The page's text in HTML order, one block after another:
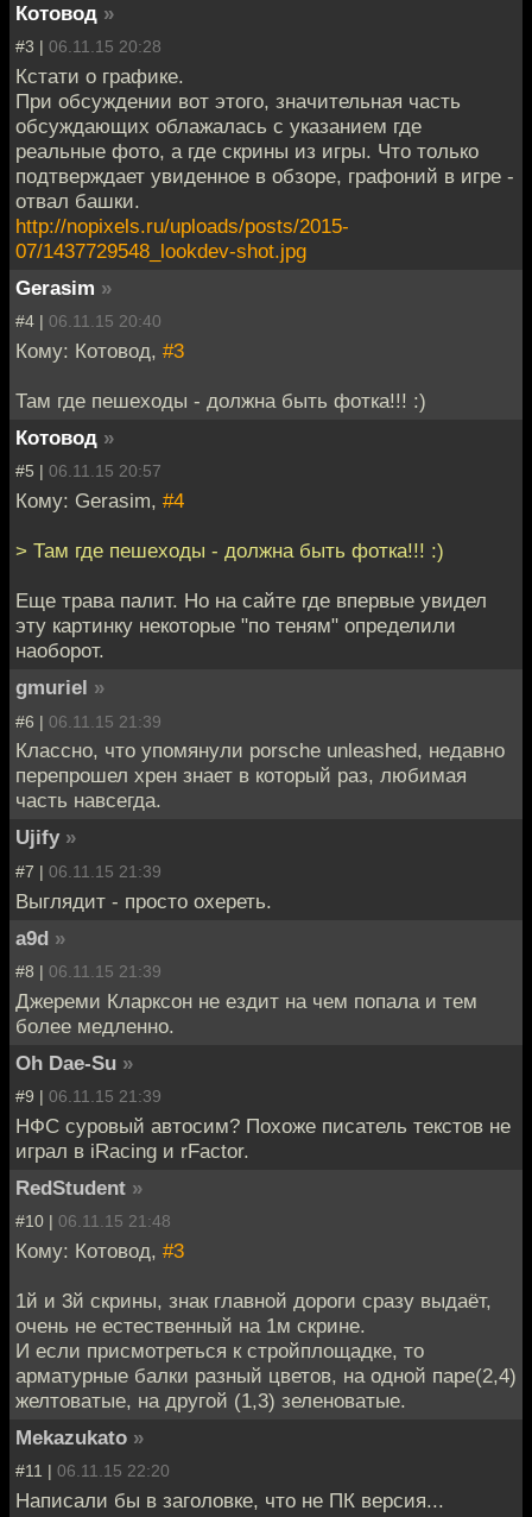
Котовод »
#3 | 06.11.15 20:28
Кстати о графике.
При обсуждении вот этого, значительная часть
обсуждающих облажалась с указанием где
реальные фото, а где скрины из игры. Что только
подтверждает увиденное в обзоре, графоний в игре -
отвал башки.
http://nopixels.ru/uploads/posts/2015-
07/1437729548_lookdev-shot.jpg
Gerasim »
#4 | 06.11.15 20:40
Кому: Котовод, #3
Там где пешеходы - должна быть фотка!!! :)
Котовод »
#5 | 06.11.15 20:57
Кому: Gerasim, #4
> Там где пешеходы - должна быть фотка!!! :)
Еще трава палит. Но на сайте где впервые увидел
эту картинку некоторые "по теням" определили
наоборот.
gmuriel »
#6 | 06.11.15 21:39
Классно, что упомянули porsche unleashed, недавно
перепрошел хрен знает в который раз, любимая
часть навсегда.
Ujify »
#7 | 06.11.15 21:39
Выглядит - просто охереть.
a9d »
#8 | 06.11.15 21:39
Джереми Кларксон не ездит на чем попала и тем
более медленно.
Oh Dae-Su »
#9 | 06.11.15 21:39
НФС суровый автосим? Похоже писатель текстов не
играл в iRacing и rFactor.
RedStudent »
#10 | 06.11.15 21:48
Кому: Котовод, #3
1й и 3й скрины, знак главной дороги сразу выдаёт,
очень не естественный на 1м скрине.
И если присмотреться к стройплощадке, то
арматурные балки разный цветов, на одной паре(2,4)
желтоватые, на другой (1,3) зеленоватые.
Mekazukato »
#11 | 06.11.15 22:20
Написали бы в заголовке, что не ПК версия...